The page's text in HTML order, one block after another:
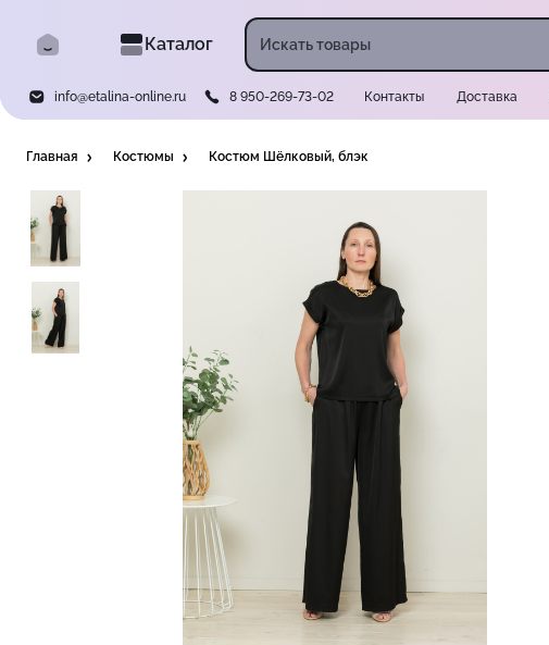
Каталог
info@etalina-online.ru 8 950-269-73-02 Контакты Доставка
Главная Костюмы Костюм Шёлковый, блэк